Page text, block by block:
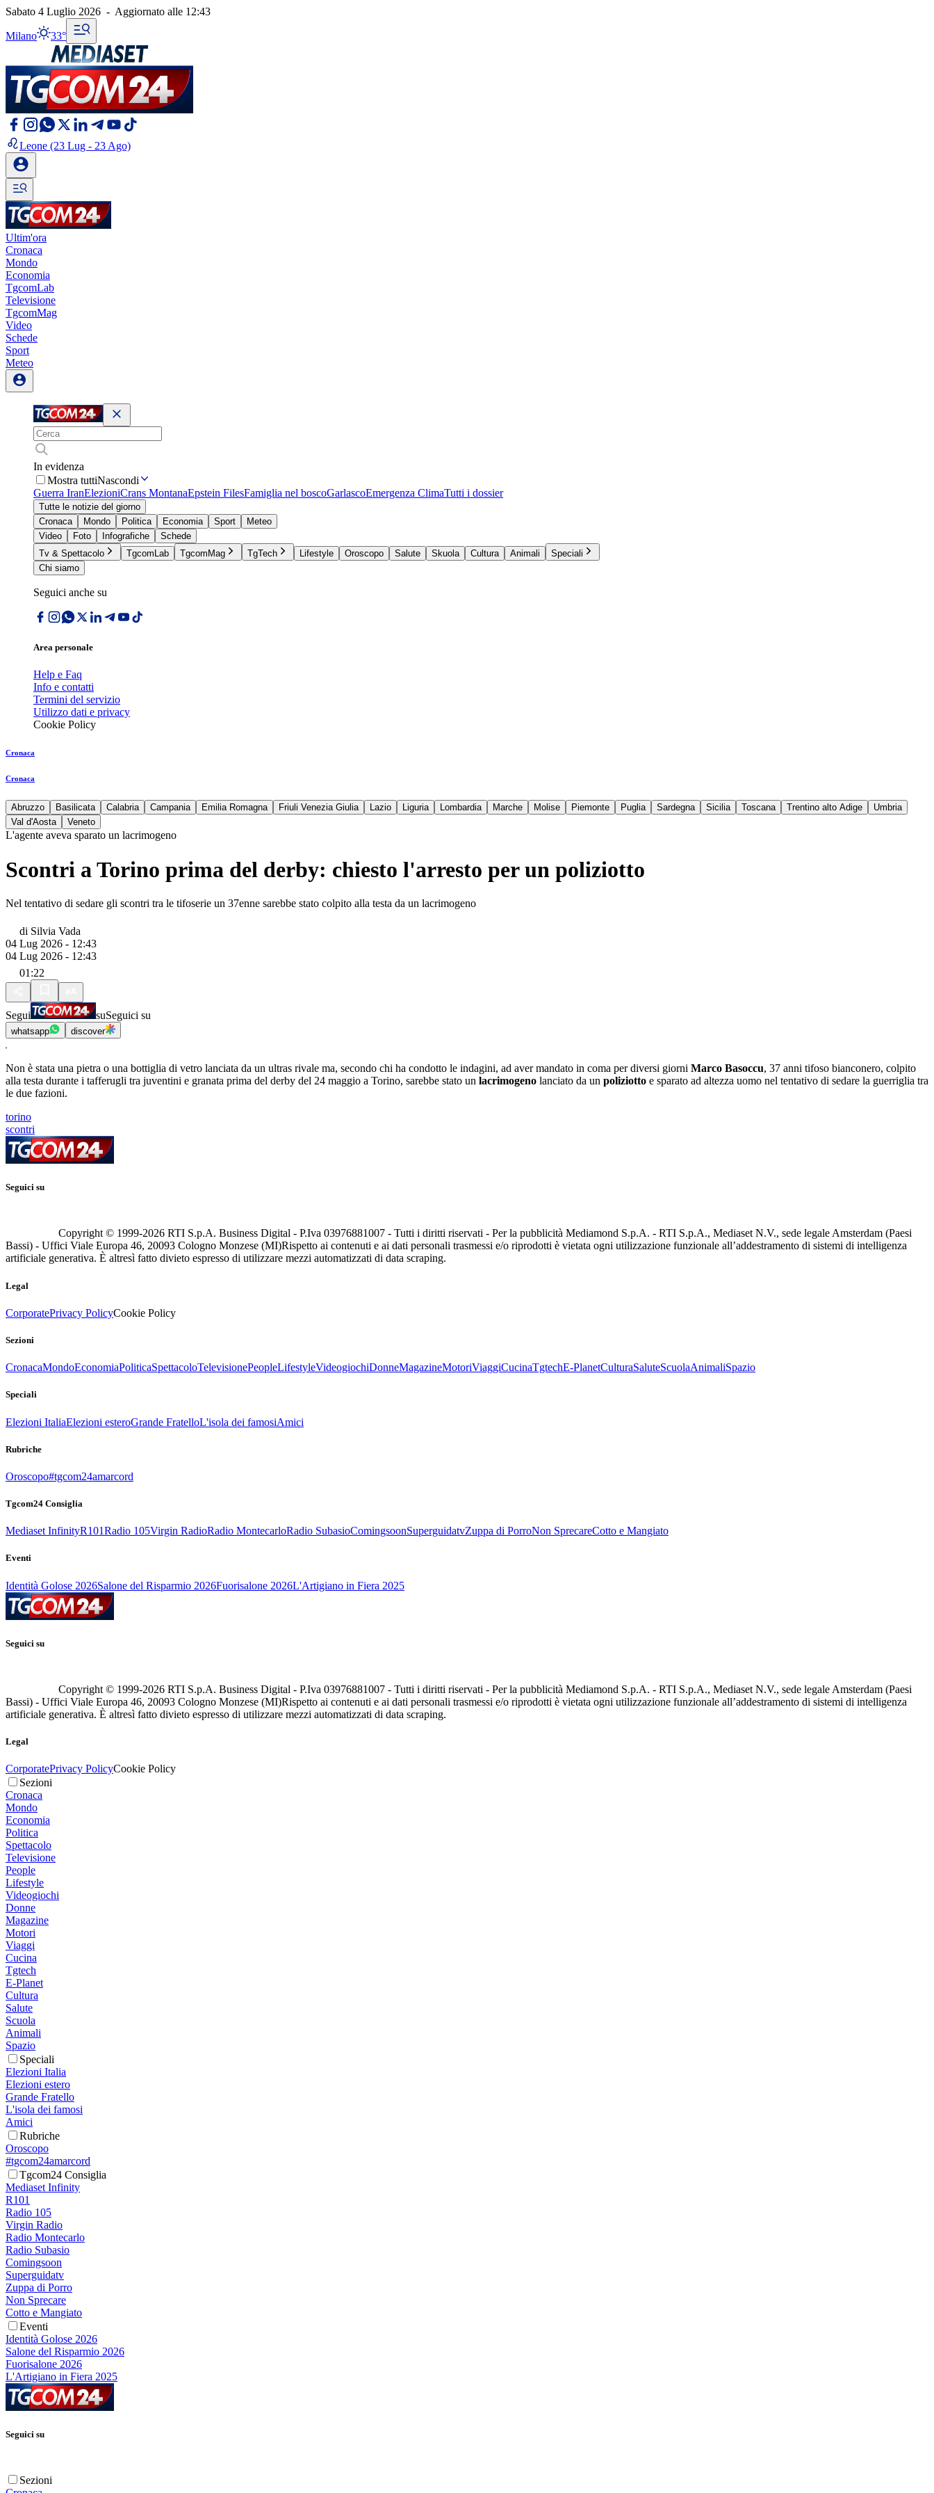
Sabato 4 Luglio 2026 - Aggiornato alle 12:43
Milano 33°
Leone (23 Lug - 23 Ago)
Ultim'ora
Cronaca
Mondo
Economia
TgcomLab
Televisione
TgcomMag
Video
Schede
Sport
Meteo
In evidenza
Mostra tuttiNascondi
Guerra IranElezioniCrans MontanaEpstein FilesFamiglia nel boscoGarlascoEmergenza ClimaTutti i dossier
Tutte le notizie del giorno
Cronaca
Mondo Politica Economia Sport
Meteo
Video
Foto Infografiche
Schede
Tv & Spettacolo
TgcomLab TgcomMag TgTech Lifestyle Oroscopo Salute Skuola Cultura Animali
Speciali
Chi siamo
Seguici anche su
Area personale
Help e Faq
Info e contatti
Termini del servizio
Utilizzo dati e privacy
Cookie Policy
Cronaca
Cronaca
Abruzzo Basilicata Calabria Campania Emilia Romagna Friuli Venezia Giulia Lazio Liguria Lombardia Marche Molise Piemonte Puglia Sardegna Sicilia Toscana Trentino alto Adige
Umbria
Val d'Aosta
Veneto
L'agente aveva sparato un lacrimogeno
Scontri a Torino prima del derby: chiesto l'arresto per un poliziotto
Nel tentativo di sedare gli scontri tra le tifoserie un 37enne sarebbe stato colpito alla testa da un lacrimogeno
di Silvia Vada
04 Lug 2026 - 12:43
04 Lug 2026 - 12:43
01:22
Segui suSeguici su
whatsapp discover
Non è stata una pietra o una bottiglia di vetro lanciata da un ultras rivale ma, secondo chi ha condotto le indagini, ad aver mandato in coma per diversi giorni Marco Basoccu, 37 anni tifoso bianconero, colpito
alla testa durante i tafferugli tra juventini e granata prima del derby del 24 maggio a Torino, sarebbe stato un lacrimogeno lanciato da un poliziotto e sparato ad altezza uomo nel tentativo di sedare la guerriglia tra
le due fazioni.
torino
scontri
Seguici su
Copyright © 1999-2026 RTI S.p.A. Business Digital - P.Iva 03976881007 - Tutti i diritti riservati - Per la pubblicità Mediamond S.p.A. - RTI S.p.A., Mediaset N.V., sede legale Amsterdam (Paesi
Bassi) - Uffici Viale Europa 46, 20093 Cologno Monzese (MI)Rispetto ai contenuti e ai dati personali trasmessi e/o riprodotti è vietata ogni utilizzazione funzionale all’addestramento di sistemi di intelligenza
artificiale generativa. È altresì fatto divieto espresso di utilizzare mezzi automatizzati di data scraping.
Legal
CorporatePrivacy PolicyCookie Policy
Sezioni
CronacaMondoEconomiaPoliticaSpettacoloTelevisionePeopleLifestyleVideogiochiDonneMagazineMotoriViaggiCucinaTgtechE-PlanetCulturaSaluteScuolaAnimaliSpazio
Speciali
Elezioni ItaliaElezioni esteroGrande FratelloL'isola dei famosiAmici
Rubriche
Oroscopo#tgcom24amarcord
Tgcom24 Consiglia
Mediaset InfinityR101Radio 105Virgin RadioRadio MontecarloRadio SubasioComingsoonSuperguidatvZuppa di PorroNon SprecareCotto e Mangiato
Eventi
Identità Golose 2026Salone del Risparmio 2026Fuorisalone 2026L'Artigiano in Fiera 2025
Seguici su
Copyright © 1999-2026 RTI S.p.A. Business Digital - P.Iva 03976881007 - Tutti i diritti riservati - Per la pubblicità Mediamond S.p.A. - RTI S.p.A., Mediaset N.V., sede legale Amsterdam (Paesi
Bassi) - Uffici Viale Europa 46, 20093 Cologno Monzese (MI)Rispetto ai contenuti e ai dati personali trasmessi e/o riprodotti è vietata ogni utilizzazione funzionale all’addestramento di sistemi di intelligenza
artificiale generativa. È altresì fatto divieto espresso di utilizzare mezzi automatizzati di data scraping.
Legal
CorporatePrivacy PolicyCookie Policy
Sezioni
Cronaca
Mondo
Economia
Politica
Spettacolo
Televisione
People
Lifestyle
Videogiochi
Donne
Magazine
Motori
Viaggi
Cucina
Tgtech
E-Planet
Cultura
Salute
Scuola
Animali
Spazio
Speciali
Elezioni Italia
Elezioni estero
Grande Fratello
L'isola dei famosi
Amici
Rubriche
Oroscopo
#tgcom24amarcord
Tgcom24 Consiglia
Mediaset Infinity
R101
Radio 105
Virgin Radio
Radio Montecarlo
Radio Subasio
Comingsoon
Superguidatv
Zuppa di Porro
Non Sprecare
Cotto e Mangiato
Eventi
Identità Golose 2026
Salone del Risparmio 2026
Fuorisalone 2026
L'Artigiano in Fiera 2025
Seguici su
Sezioni